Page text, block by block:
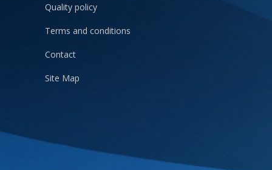
Quality policy
Terms and conditions
Contact
Site Map